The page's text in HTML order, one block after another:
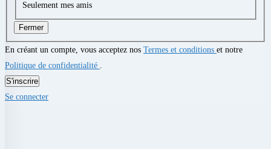
Seulement mes amis
Fermer
En créant un compte, vous acceptez nos Termes et conditions et notre
Politique de confidentialité
S'inscrire
Se connecter